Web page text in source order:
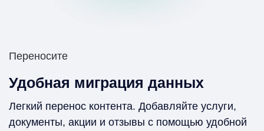
Переносите
Удобная миграция данных
Легкий перенос контента. Добавляйте услуги,
документы, акции и отзывы с помощью удобной